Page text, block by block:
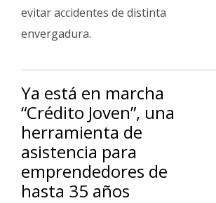
evitar accidentes de distinta
envergadura.
Ya está en marcha
“Crédito Joven”, una
herramienta de
asistencia para
emprendedores de
hasta 35 años